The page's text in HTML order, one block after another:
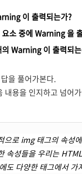
이 출력되는가?
소 중에 Warning 을
Warning 이 출력되
을 풀어가본다.
내용을 인지하고 넘어
으로 img 태그의 속성
속성들을 우리는
도 다양한 태그에서 가